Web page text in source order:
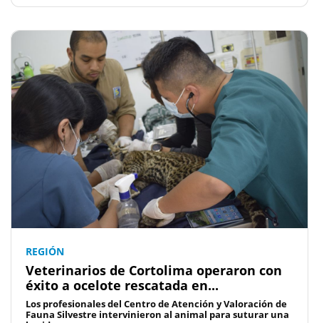
REGIÓN
Veterinarios de Cortolima operaron con
éxito a ocelote rescatada en...
Los profesionales del Centro de Atención y Valoración de
Fauna Silvestre intervinieron al animal para suturar una